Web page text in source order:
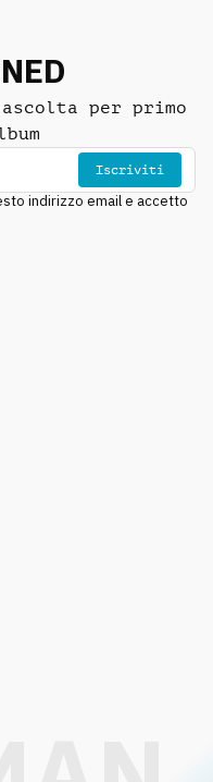
per primo
Iscriviti
indirizzo email e accetto